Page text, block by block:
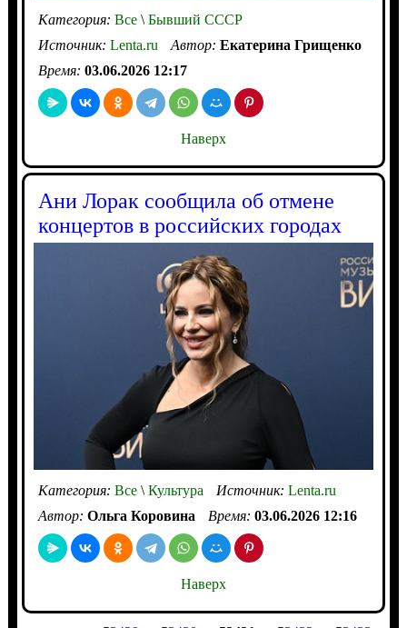
Категория: Все\Бывший СССР
Источник: Lenta.ru Автор: Екатерина Грищенко
Время: 03.06.2026 12:17
Наверх
Ани Лорак сообщила об отмене
концертов в российских городах
Категория: Все\Культура Источник: Lenta.ru
Автор: Ольга Коровина Время: 03.06.2026 12:16
Наверх